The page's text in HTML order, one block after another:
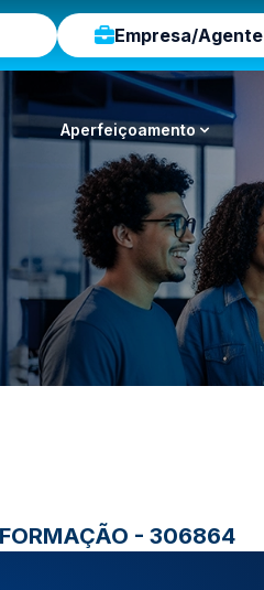
Empresa/Agente
Aperfeiçoamento
- 306864